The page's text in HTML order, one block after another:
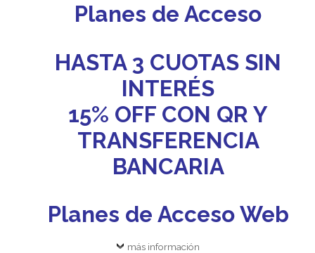
Planes de Acceso
HASTA 3 CUOTAS SIN
INTERÉS
15% OFF CON QR Y
TRANSFERENCIA
BANCARIA
Planes de Acceso Web
más información